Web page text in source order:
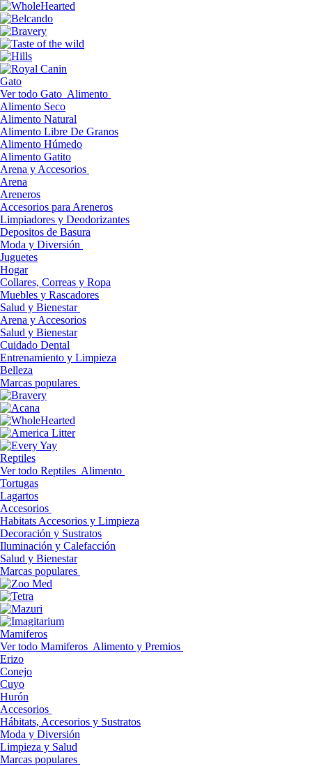
Gato
Ver todo Gato Alimento
Alimento Seco
Alimento Natural
Alimento Libre De Granos
Alimento Húmedo
Alimento Gatito
Arena y Accesorios
Arena
Areneros
Accesorios para Areneros
Limpiadores y Deodorizantes
Depositos de Basura
Moda y Diversión
Juguetes
Hogar
Collares, Correas y Ropa
Muebles y Rascadores
Salud y Bienestar
Arena y Accesorios
Salud y Bienestar
Cuidado Dental
Entrenamiento y Limpieza
Belleza
Marcas populares
Reptiles
Ver todo Reptiles Alimento
Tortugas
Lagartos
Accesorios
Habitats Accesorios y Limpieza
Decoración y Sustratos
Iluminación y Calefacción
Salud y Bienestar
Marcas populares
Mamiferos
Ver todo Mamiferos Alimento y Premios
Erizo
Conejo
Cuyo
Hurón
Accesorios
Hábitats, Accesorios y Sustratos
Moda y Diversión
Limpieza y Salud
Marcas populares